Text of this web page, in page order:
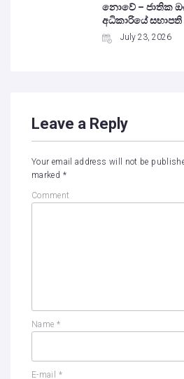
නොවේ – ජාතික
අධිකාරියේ සභාපති
July 23, 2026
Leave a Reply
Your email address will not be
marked *
Comment
Name *
E-mail *